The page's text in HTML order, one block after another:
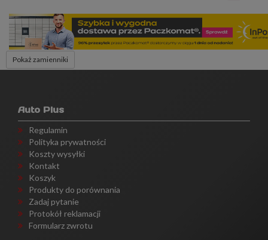
Pokaż zamienniki
Auto Plus
Regulamin
Polityka prywatności
Koszty wysyłki
Kontakt
Koszyk
Produkty do porównania
Zadaj pytanie
Protokół reklamacji
Formularz zwrotu